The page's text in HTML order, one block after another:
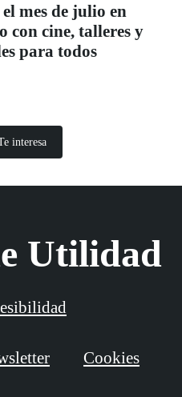
mes de julio en
con cine, talleres y
para todos
interesa
Utilidad
Cookies